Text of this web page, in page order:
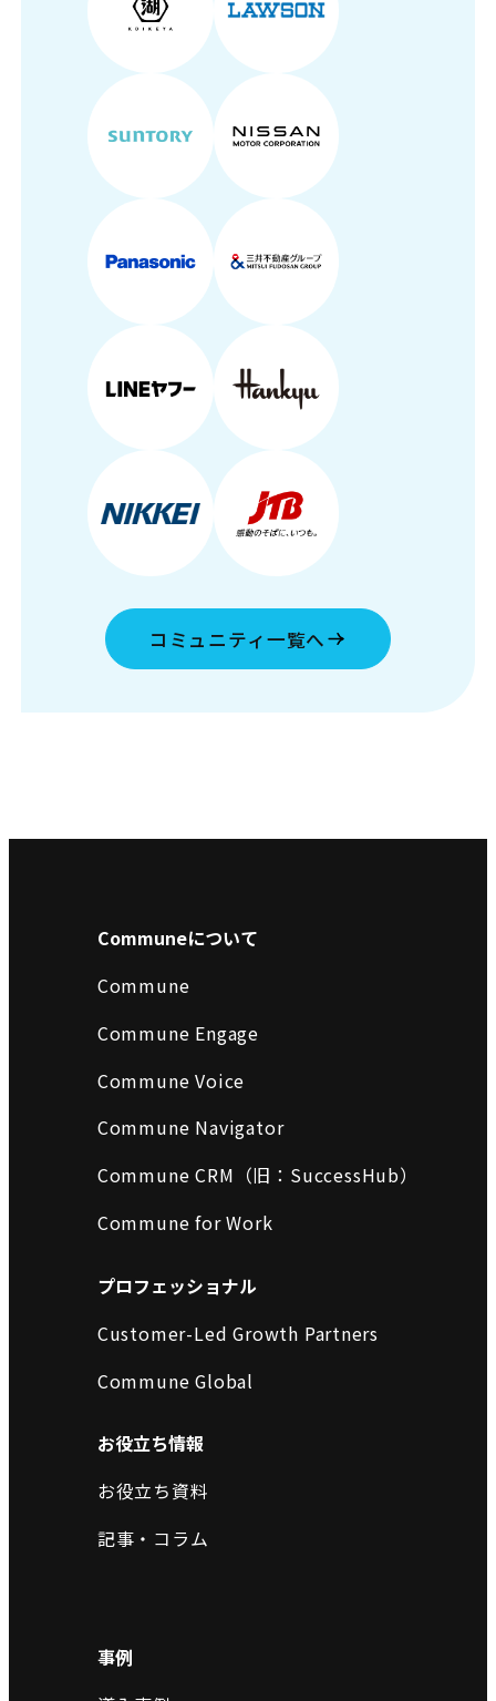
コミュニティ一覧へ
Communeについて
Commune
Commune Engage
Commune Voice
Commune Navigator
Commune CRM（旧：SuccessHub）
Commune for Work
プロフェッショナル
Customer-Led Growth Partners
Commune Global
お役立ち情報
お役立ち資料
記事・コラム
事例